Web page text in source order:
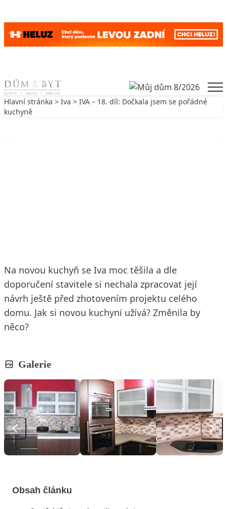
Skip to content
Hlavní stránka > Iva > IVA – 18. díl: Dočkala jsem se pořádné
kuchyně
Na novou kuchyň se Iva moc těšila a dle
doporučení stavitele si nechala zpracovat její
návrh ještě před zhotovením projektu celého
domu. Jak si novou kuchyni užívá? Změnila by
něco?
Galerie
Obsah článku